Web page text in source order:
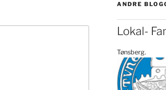
ANDRE
Lokal-
Tønsberg.